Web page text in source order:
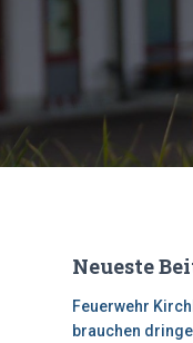
Neueste
Feuerwehr
brauchen